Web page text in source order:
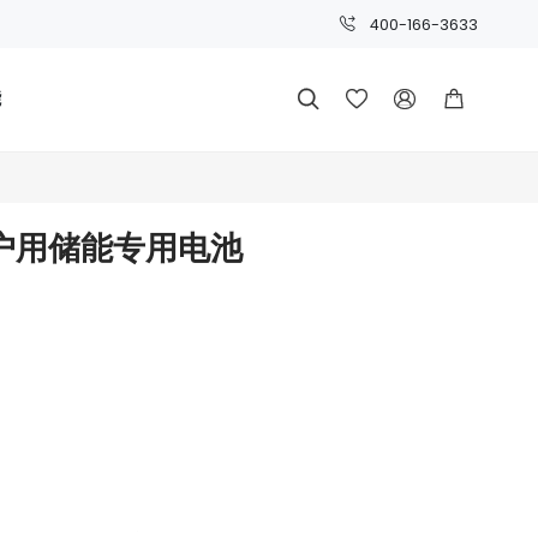
400-166-3633
   
用储能专用电池